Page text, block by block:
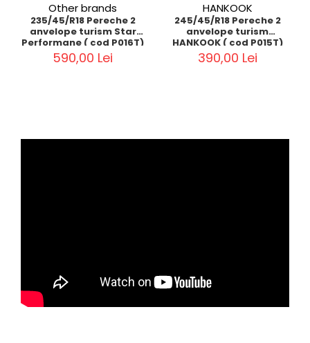
Other brands
235/45/R18 Pereche 2
anvelope turism Star
Performane ( cod P016T)
590,00 Lei
HANKOOK
245/45/R18 Pereche 2
anvelope turism
HANKOOK ( cod P015T)
390,00 Lei